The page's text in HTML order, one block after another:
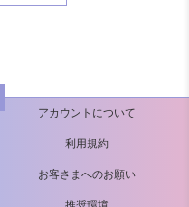
アカウントについて
利用規約
お客さまへのお願い